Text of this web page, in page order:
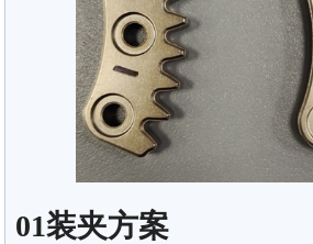
01装夹方案